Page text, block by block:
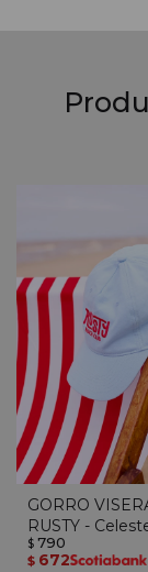
GORRO
RUSTY -
$ 790
$ 672